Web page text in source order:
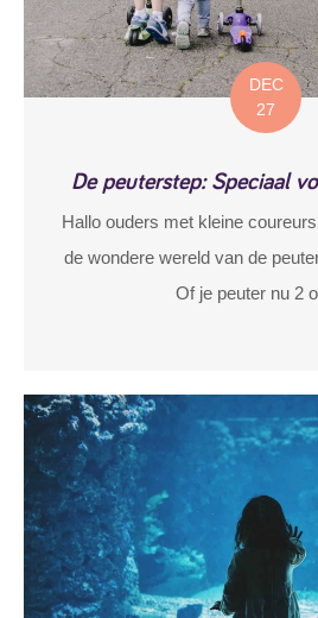
DEC
27
De peuterstep: Speciaal
Hallo ouders met kleine
de wondere wereld van de
Of je peuter nu 2